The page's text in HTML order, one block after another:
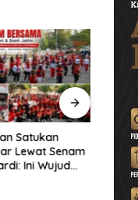
Disorot,
Turun
Kejanggalan